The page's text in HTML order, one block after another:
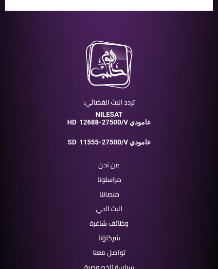
تردد البث الفضائي:
NILESAT
HD
12688-27500/V عامودي
SD 11555-27500/V عامودي
من نحن
مراسلونا
منصاتنا
البث الحي
وظائف شاغرة
شركاؤنا
تواصل معنا